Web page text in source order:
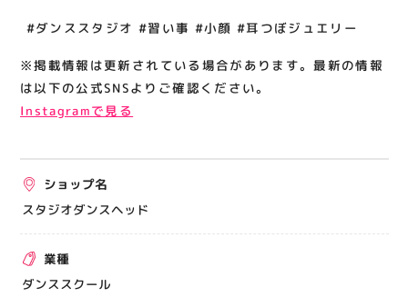
⁡ #ダンススタジオ #習い事 #小顔 #耳つぼジュエリー
※掲載情報は更新されている場合があります。最新の情報
は以下の公式SNSよりご確認ください。
Instagramで見る
ショップ名
スタジオダンスヘッド
業種
ダンススクール